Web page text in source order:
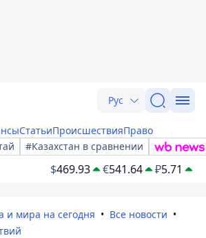
Рус
СтатьиПроисшествияПраво
#Казахстан в сравнении
$469.93 €541.64 ₽5.71
и мира на сегодня
Все новости